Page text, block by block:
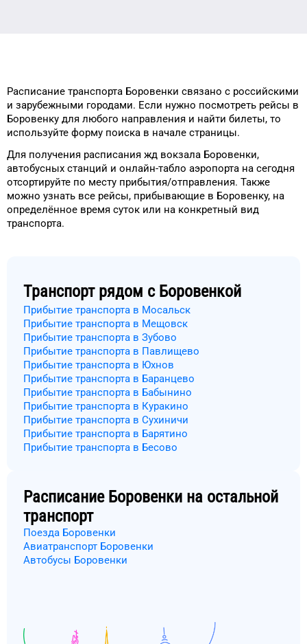
Расписание транспорта Боровенки связано с российскими
и зарубежными городами. Если нужно посмотреть рейсы в
Боровенку для любого направления и найти билеты, то
используйте форму поиска в начале страницы.
Для получения расписания жд вокзала Боровенки,
автобусных станций и онлайн-табло аэропорта на сегодня
отсортируйте по месту прибытия/отправления. Также
можно узнать все рейсы, прибывающие в Боровенку, на
определённое время суток или на конкретный вид
транспорта.
Транспорт рядом с Боровенкой
Прибытие транспорта в Мосальск
Прибытие транспорта в Мещовск
Прибытие транспорта в Зубово
Прибытие транспорта в Павлищево
Прибытие транспорта в Юхнов
Прибытие транспорта в Баранцево
Прибытие транспорта в Бабынино
Прибытие транспорта в Куракино
Прибытие транспорта в Сухиничи
Прибытие транспорта в Барятино
Прибытие транспорта в Бесово
Расписание Боровенки на остальной
транспорт
Поезда Боровенки
Авиатранспорт Боровенки
Автобусы Боровенки